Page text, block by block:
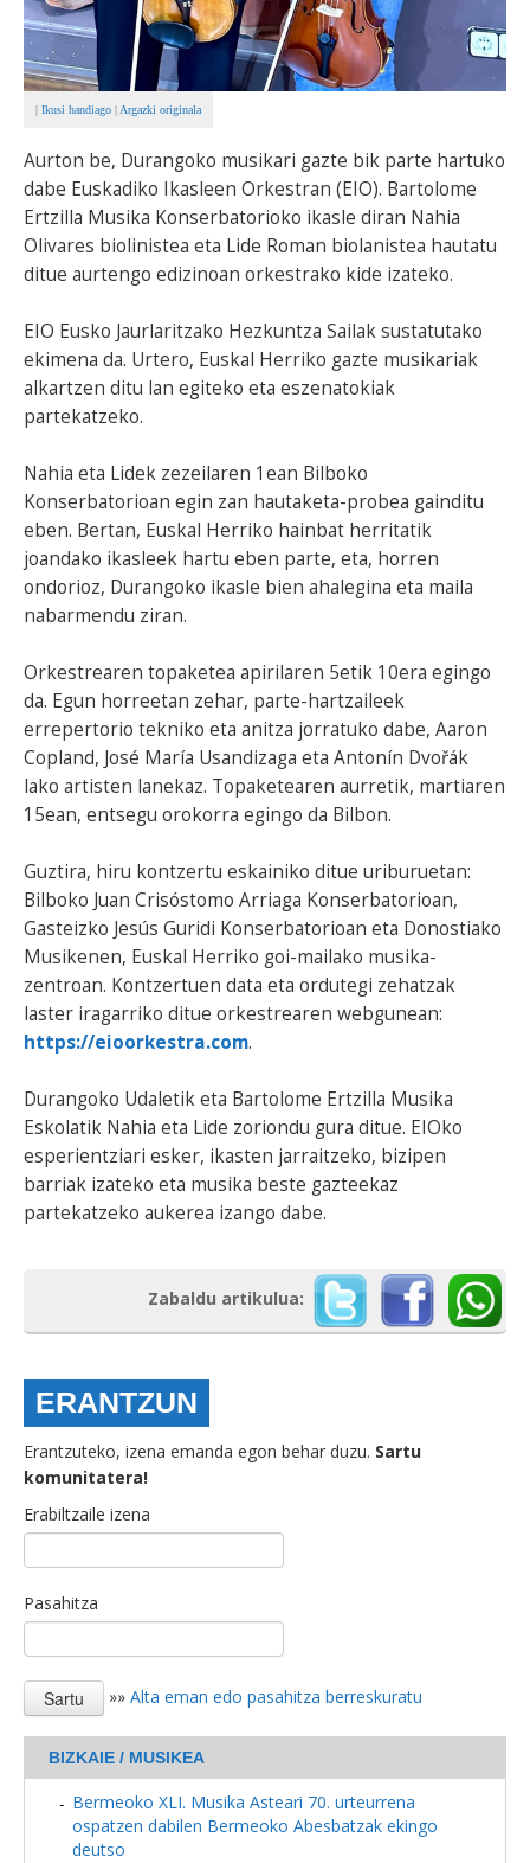
Ikusi handiago Argazki originala
Aurton be, Durangoko musikari gazte bik parte hartuko
dabe Euskadiko Ikasleen Orkestran (EIO). Bartolome
Ertzilla Musika Konserbatorioko ikasle diran Nahia
Olivares biolinistea eta Lide Roman biolanistea hautatu
ditue aurtengo edizinoan orkestrako kide izateko.
EIO Eusko Jaurlaritzako Hezkuntza Sailak sustatutako
ekimena da. Urtero, Euskal Herriko gazte musikariak
alkartzen ditu lan egiteko eta eszenatokiak
partekatzeko.
Nahia eta Lidek zezeilaren 1ean Bilboko
Konserbatorioan egin zan hautaketa-probea gainditu
eben. Bertan, Euskal Herriko hainbat herritatik
joandako ikasleek hartu eben parte, eta, horren
ondorioz, Durangoko ikasle bien ahalegina eta maila
nabarmendu ziran.
Orkestrearen topaketea apirilaren 5etik 10era egingo
da. Egun horreetan zehar, parte-hartzaileek
errepertorio tekniko eta anitza jorratuko dabe, Aaron
Copland, José María Usandizaga eta Antonín Dvořák
lako artisten lanekaz. Topaketearen aurretik, martiaren
15ean, entsegu orokorra egingo da Bilbon.
Guztira, hiru kontzertu eskainiko ditue uriburuetan:
Bilboko Juan Crisóstomo Arriaga Konserbatorioan,
Gasteizko Jesús Guridi Konserbatorioan eta Donostiako
Musikenen, Euskal Herriko goi-mailako musika-
zentroan. Kontzertuen data eta ordutegi zehatzak
laster iragarriko ditue orkestrearen webgunean:
https://eioorkestra.com.
Durangoko Udaletik eta Bartolome Ertzilla Musika
Eskolatik Nahia eta Lide zoriondu gura ditue. EIOko
esperientziari esker, ikasten jarraitzeko, bizipen
barriak izateko eta musika beste gazteekaz
partekatzeko aukerea izango dabe.
Zabaldu artikulua:
ERANTZUN
Erantzuteko, izena emanda egon behar duzu. Sartu
komunitatera!
Erabiltzaile izena
Pasahitza
»» Alta eman edo pasahitza berreskuratu
BIZKAIE / MUSIKEA
Bermeoko XLI. Musika Asteari 70. urteurrena
ospatzen dabilen Bermeoko Abesbatzak ekingo
deutso